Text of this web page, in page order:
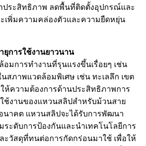
ประสิทธิภาพ ลดพื้นที่ติดตั้งอุปกรณ์และ
เพิ่มความคล่องตัวและความยืดหยุ่น
ยุการใช้งานยาวนาน
อมการทำงานที่รุนแรงขึ้นเรื่อยๆ เช่น
สภาพแวดล้อมพิเศษ เช่น ทะเลลึก เขต
ห้ความต้องการด้านประสิทธิภาพการ
ช้งานของแหวนสลิปสำหรับม้วนสาย
นาคต แหวนสลิปจะได้รับการพัฒนา
มระดับการป้องกันและนำเทคโนโลยีการ
วัสดุที่ทนต่อการกัดกร่อนมาใช้ เพื่อให้